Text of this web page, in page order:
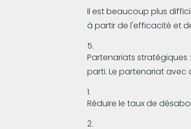
Il est beaucoup plus
à partir de l'efficacité et
Partenariats stratégiques
parti. Le partenariat avec
Réduire le taux de